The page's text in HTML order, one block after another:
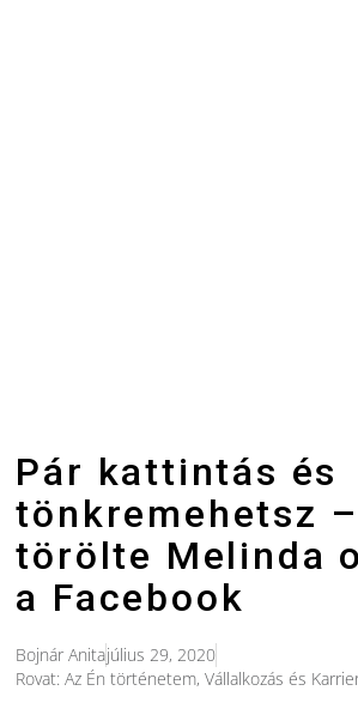
Pár kattintás és
tönkremehetsz
törölte Melinda
a Facebook
Bojnár Anitajúlius 29, 2020
Rovat:Az Én történetem,Vállalkozás és